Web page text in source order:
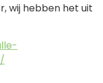
wij hebben het uit